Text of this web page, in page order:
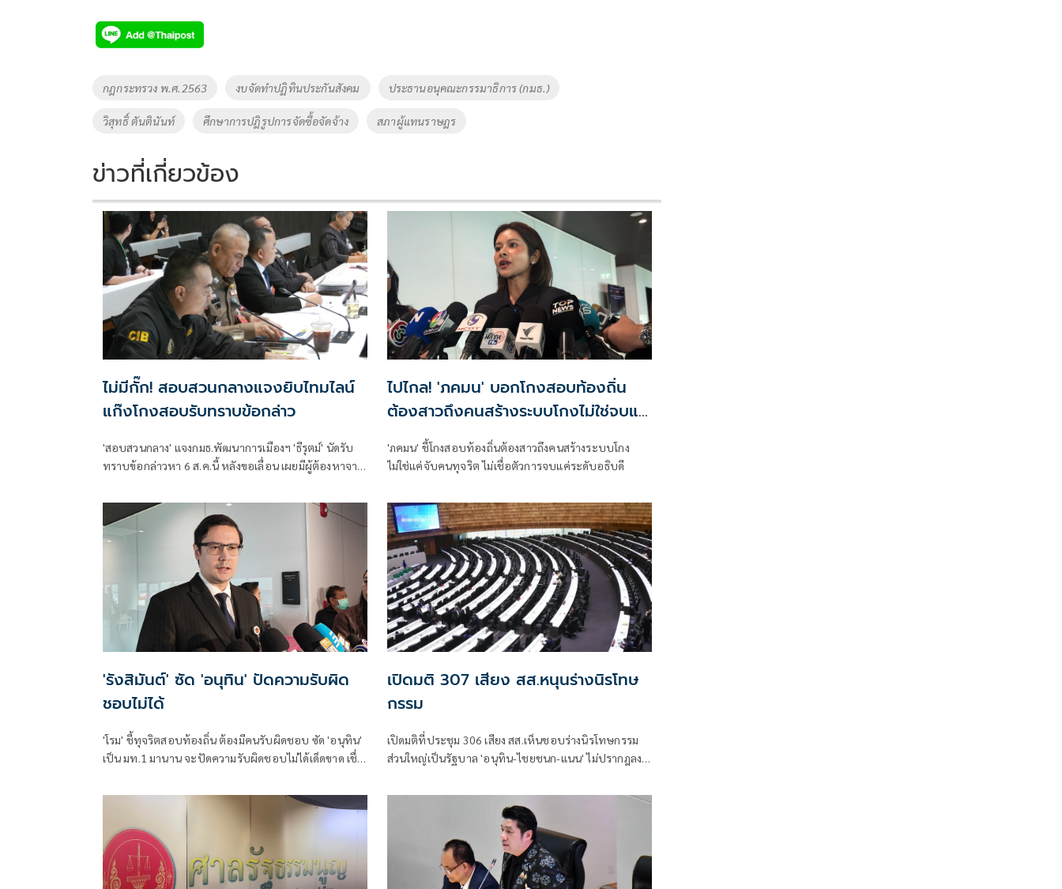
e
b
o
o
k
tt
er
p
y
Li
Tags
กฎกระทรวง พ.ศ.2563 งบจัดทำปฏิทินประกันสังคม ประธานอนุคณะกรรมาธิการ (กมธ.)
วิสุทธิ์ ตันตินันท์ ศึกษาการปฎิรูปการจัดซื้อจัดจ้าง สภาผู้แทนราษฎร
ข่าวที่เกี่ยวข้อง
ไม่มีกั๊ก! สอบสวนกลางแจงยิบไทมไลน์
แก๊งโกงสอบรับทราบข้อกล่าว
'สอบสวนกลาง' แจงกมธ.พัฒนาการเมืองฯ 'ธีรุตม์' นัดรับ
ทราบข้อกล่าวหา 6 ส.ค.นี้ หลังขอเลื่อน เผยมีผู้ต้องหาจาก
ไปยัง ป.ป.ช. ต่อ
ไปไกล! 'ภคมน' บอกโกงสอบท้องถิ่น
ต้องสาวถึงคนสร้างระบบโกงไม่ใช่จบแค่
อธิบดี
'ภคมน' ชี้โกงสอบท้องถิ่นต้องสาวถึงคนสร้างระบบโกง
ไม่ใช่แค่จับคนทุจริต ไม่เชื่อตัวการจบแค่ระดับอธิบดี
'รังสิมันต์' ซัด 'อนุทิน' ปัดความรับผิด
ชอบไม่ได้
'โรม' ชี้ทุจริตสอบท้องถิ่น ต้องมีคนรับผิดชอบ ซัด 'อนุทิน'
เป็น มท.1 มานาน จะปัดความรับผิดชอบไม่ได้เด็ดขาด เชื่อ
อาชญากรรมลักษณะอื่น
เปิดมติ 307 เสียง สส.หนุนร่างนิรโทษ
กรรม
เปิดมติที่ประชุม 306 เสียง สส.เห็นชอบร่างนิรโทษกรรม
ส่วนใหญ่เป็นรัฐบาล 'อนุทิน-ไชยชนก-แนน' ไม่ปรากฎลง
ด้วย